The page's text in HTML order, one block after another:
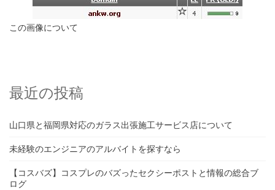
この画像について
最近の投稿
山口県と福岡県対応のガラス出張施工サービス店について
未経験のエンジニアのアルバイトを探すなら
【コスバズ】コスプレのバズったセクシーポストと情報の総合ブ
ログ